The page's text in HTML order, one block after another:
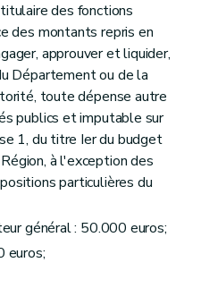
des fonctions
des montants repris en
approuver et liquider,
Département ou de la
toute dépense autre
publics et imputable sur
1, du titre Ier du budget
à l'exception des
particulières du
général : 50.000 euros;
euros;